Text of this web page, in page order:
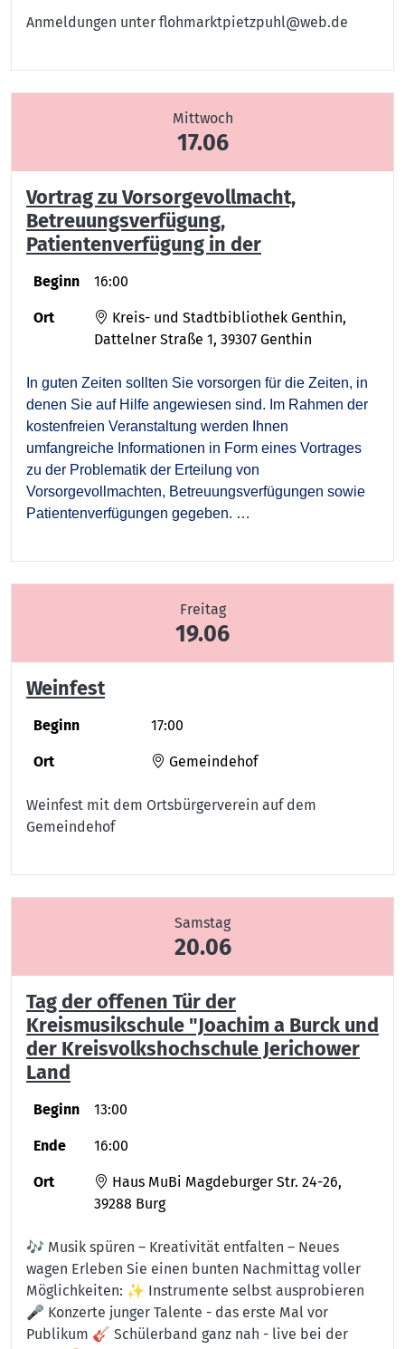
Anmeldungen unter flohmarktpietzpuhl@web.de
Mittwoch
17.06
Vortrag zu Vorsorgevollmacht,
Betreuungsverfügung,
Patientenverfügung in der
Beginn 16:00
Ort
Kreis- und Stadtbibliothek Genthin,
Dattelner Straße 1, 39307 Genthin
In guten Zeiten sollten Sie vorsorgen für die Zeiten, in
denen Sie auf Hilfe angewiesen sind. Im Rahmen der
kostenfreien Veranstaltung werden Ihnen
umfangreiche Informationen in Form eines Vortrages
zu der Problematik der Erteilung von
Vorsorgevollmachten, Betreuungsverfügungen sowie
Patientenverfügungen gegeben. …
Freitag
19.06
Weinfest
Beginn 17:00
Ort Gemeindehof
Weinfest mit dem Ortsbürgerverein auf dem
Gemeindehof
Samstag
20.06
Tag der offenen Tür der
Kreismusikschule "Joachim a Burck und
der Kreisvolkshochschule Jerichower
Land
Beginn 13:00
Ende 16:00
Ort
Haus MuBi Magdeburger Str. 24-26,
39288 Burg
🎶 Musik spüren – Kreativität entfalten – Neues
wagen Erleben Sie einen bunten Nachmittag voller
Möglichkeiten: ✨ Instrumente selbst ausprobieren
🎤 Konzerte junger Talente - das erste Mal vor
Publikum 🎸 Schülerband ganz nah - live bei der